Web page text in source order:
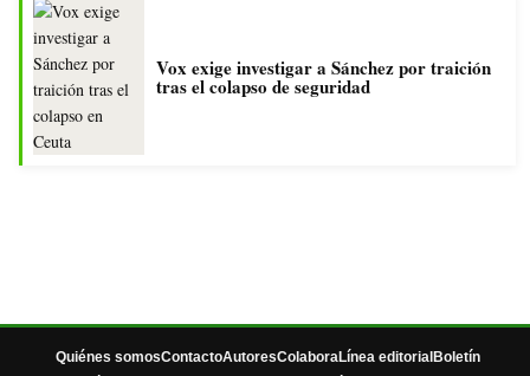
Vox exige investigar a Sánchez por traición
tras el colapso de seguridad
Quiénes somosContactoAutoresColaboraLínea editorial Boletín